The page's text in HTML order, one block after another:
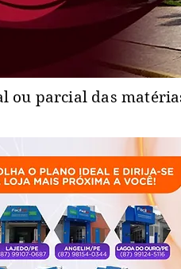
parcial das matérias